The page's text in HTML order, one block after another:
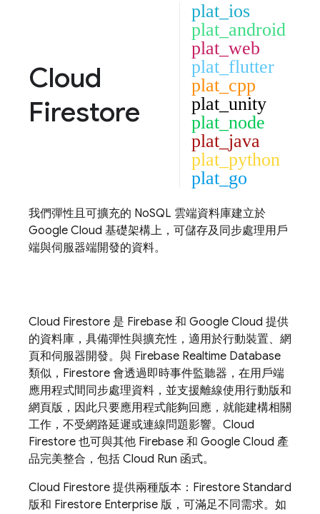
Cloud
Firestore
plat_ios
plat_android
plat_web
plat_flutter
plat_cpp
plat_unity
plat_node
plat_java
plat_python
plat_go
我們彈性且可擴充的 NoSQL 雲端資料庫建立於
Google Cloud 基礎架構上，可儲存及同步處理用戶
端與伺服器端開發的資料。
Cloud Firestore 是 Firebase 和 Google Cloud 提供
的資料庫，具備彈性與擴充性，適用於行動裝置、網
頁和伺服器開發。與 Firebase Realtime Database
類似，Firestore 會透過即時事件監聽器，在用戶端
應用程式間同步處理資料，並支援離線使用行動版和
網頁版，因此只要應用程式能夠回應，就能建構相關
工作，不受網路延遲或連線問題影響。 Cloud
Firestore 也可與其他 Firebase 和 Google Cloud 產
品完美整合，包括 Cloud Run 函式。
Cloud Firestore 提供兩種版本：Firestore Standard
版和 Firestore Enterprise 版，可滿足不同需求。如